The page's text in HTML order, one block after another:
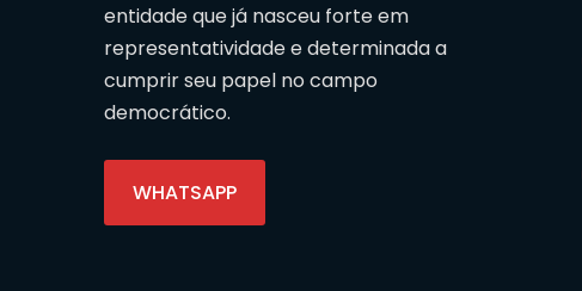
entidade que já nasceu forte em
representatividade e determinada a
cumprir seu papel no campo
democrático.
WHATSAPP